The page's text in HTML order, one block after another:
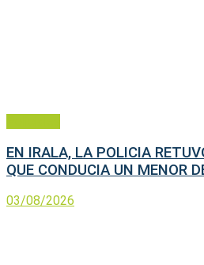
EN IRALA, LA POLICIA
QUE CONDUCIA UN MENOR
03/08/2026